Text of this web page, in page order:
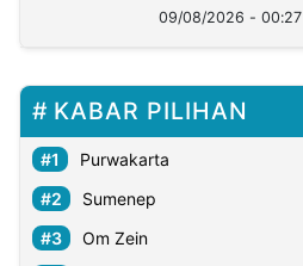
09/08/2026 - 00:27
KABAR PILIHAN
Purwakarta
Sumenep
Om Zein